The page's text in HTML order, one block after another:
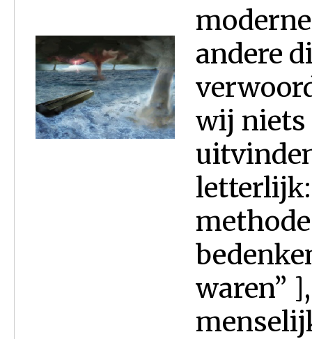
andere
wij niets
waren”